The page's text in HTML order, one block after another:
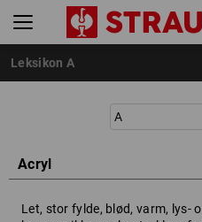
Leksikon A
Acryl
Let, stor fylde, blød, varm, lys-